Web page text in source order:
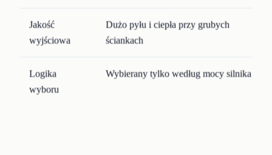
Jakość
wyjściowa
Dużo pyłu i ciepła przy grubych
ściankach
Logika
wyboru
Wybierany tylko według mocy silnika